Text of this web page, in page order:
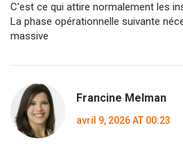
C'est ce qui attire normalement les
La phase opérationnelle suivante
massive
Francine Melman
avril 9, 2026 AT 00:23